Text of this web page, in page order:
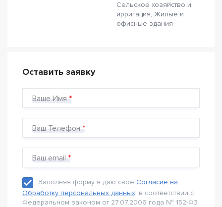
Сельское хозяйство и
ирригация, Жилые и
офисные здания
Оставить заявку
Ваше Имя
Ваш Телефон
Ваш email
Заполняя форму я даю своё Согласие на
Обработку персональных данных, в соответствии с
Федеральном законом от 27.07.2006 года № 152-Ф3